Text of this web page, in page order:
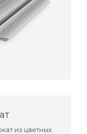
из цветных